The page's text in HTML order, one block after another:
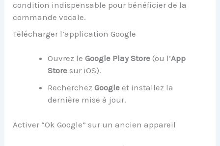
condition indispensable pour bénéficier de la
commande vocale.
Télécharger l’application Google
Ouvrez leGoogle Play Store (ou l’App
Store sur iOS).
RecherchezGoogle et installez la
dernière mise à jour.
Activer “Ok Google” sur un ancien appareil